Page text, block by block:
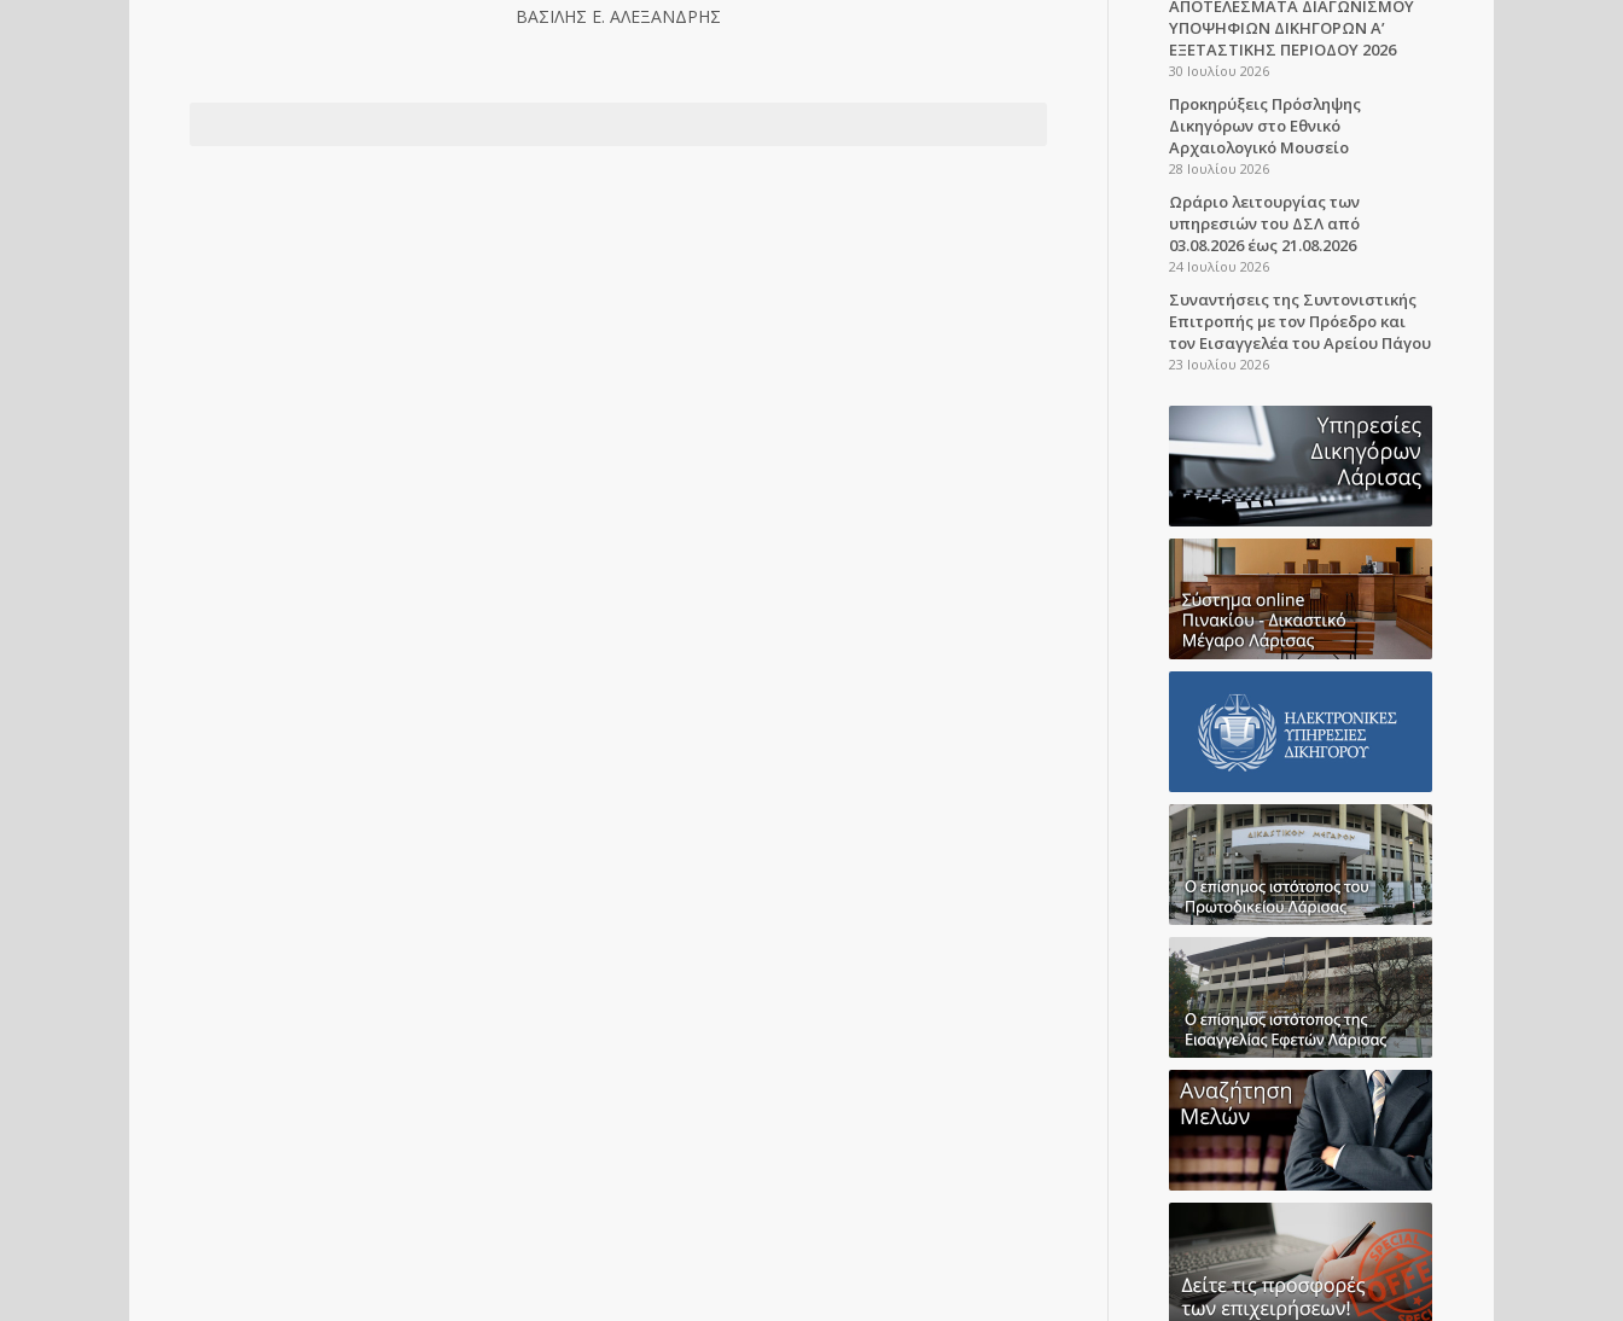
ΒΑΣΙΛΗΣ Ε. ΑΛΕΞΑΝΔΡΗΣ
ΑΠΟΤΕΛΕΣΜΑΤΑ ΔΙΑΓΩΝΙΣΜΟΥ
ΥΠΟΨΗΦΙΩΝ ΔΙΚΗΓΟΡΩΝ Α’
ΕΞΕΤΑΣΤΙΚΗΣ ΠΕΡΙΟΔΟΥ 2026
30 Ιουλίου 2026
Προκηρύξεις Πρόσληψης
Δικηγόρων στο Εθνικό
Αρχαιολογικό Μουσείο
28 Ιουλίου 2026
Ωράριο λειτουργίας των
υπηρεσιών του ΔΣΛ από
03.08.2026 έως 21.08.2026
24 Ιουλίου 2026
Συναντήσεις της Συντονιστικής
Επιτροπής με τον Πρόεδρο και
τον Εισαγγελέα του Αρείου Πάγου
23 Ιουλίου 2026